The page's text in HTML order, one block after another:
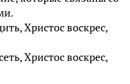
Христос воскрес,
Христос воскрес,